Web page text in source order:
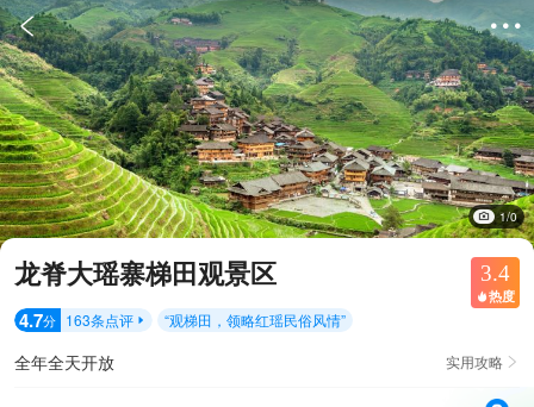
 
1/0
龙脊大瑶寨梯田观景区 3.4
 热度
4.7分 163条点评  “观梯田，领略红瑶民俗风情”
全年全天开放 实用攻略 